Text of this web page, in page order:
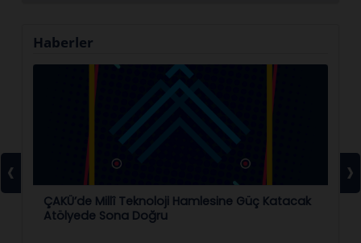
Haberler
ÇAKÜ’de Millî Teknoloji Hamlesine Güç Katacak
Atölyede Sona Doğru
‹ ›